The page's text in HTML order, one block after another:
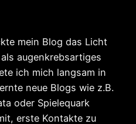
mein Blog das Licht
augenkrebsartiges
ich mich langsam in
neue Blogs wie z.B.
oder Spielequark
erste Kontakte zu